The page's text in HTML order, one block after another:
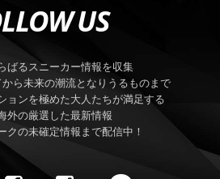
US
ばるスニーカー情報を収集
ら未来の潮流となりうるものまで
ョンを極めた大人たちが満足する
外の厳選した最新情報
クの未確定情報まで配信中！